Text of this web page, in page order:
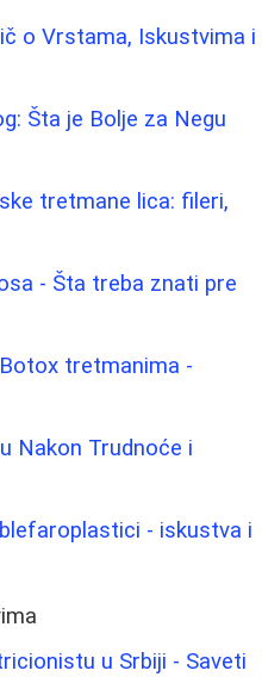
o Vrstama, Iskustvima i
Šta je Bolje za Negu
tretmane lica: fileri,
- Šta treba znati pre
tretmanima -
Nakon Trudnoće i
- iskustva i
u Srbiji - Saveti